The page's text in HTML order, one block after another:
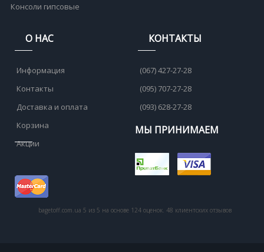
Консоли гипсовые
О НАС
Информация
Контакты
Доставка и оплата
Корзина
Акции
КОНТАКТЫ
(067) 427-27-28
(095) 707-27-28
(093) 628-27-28
МЫ ПРИНИМАЕМ
bagetoff.com.ua 5 из 5 на основе 124 оценок. 48 клиентских отзывов